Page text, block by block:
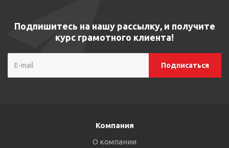
Подпишитесь на нашу рассылку, и получите
курс грамотного клиента!
Компания
О компании